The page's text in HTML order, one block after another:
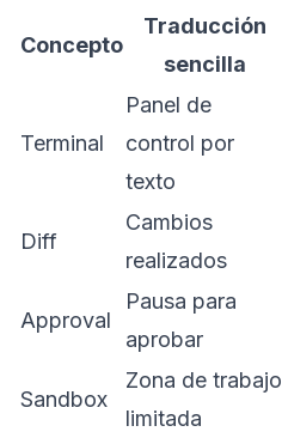
Concepto
Traducción
sencilla
Terminal
Panel de
control por
texto
Diff
Cambios
realizados
Approval
Pausa para
aprobar
Sandbox
Zona de trabajo
limitada